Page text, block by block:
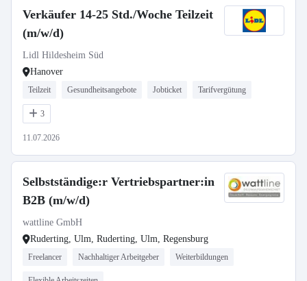
Verkäufer 14-25 Std./Woche Teilzeit
(m/w/d)
Lidl Hildesheim Süd
Hanover
Teilzeit Gesundheitsangebote Jobticket Tarifvergütung
3
11.07.2026
Selbstständige:r Vertriebspartner:in
B2B (m/w/d)
wattline GmbH
Ruderting, Ulm, Ruderting, Ulm, Regensburg
Freelancer Nachhaltiger Arbeitgeber Weiterbildungen